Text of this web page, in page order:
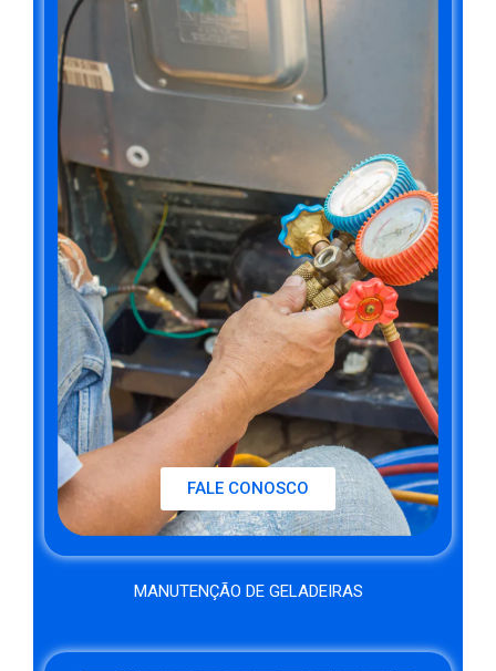
FALE CONOSCO
MANUTENÇÃO DE GELADEIRAS